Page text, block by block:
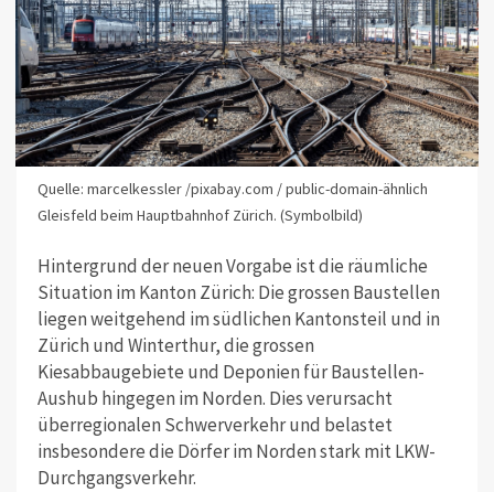
Quelle: marcelkessler /pixabay.com / public-domain-ähnlich
Gleisfeld beim Hauptbahnhof Zürich. (Symbolbild)
Hintergrund der neuen Vorgabe ist die räumliche
Situation im Kanton Zürich: Die grossen Baustellen
liegen weitgehend im südlichen Kantonsteil und in
Zürich und Winterthur, die grossen
Kiesabbaugebiete und Deponien für Baustellen-
Aushub hingegen im Norden. Dies verursacht
überregionalen Schwerverkehr und belastet
insbesondere die Dörfer im Norden stark mit LKW-
Durchgangsverkehr.